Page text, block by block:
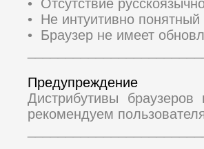
• Отсутствие
• Не интуитивно
• Браузер не имеет
Предупреждение
Дистрибутивы
рекомендуем